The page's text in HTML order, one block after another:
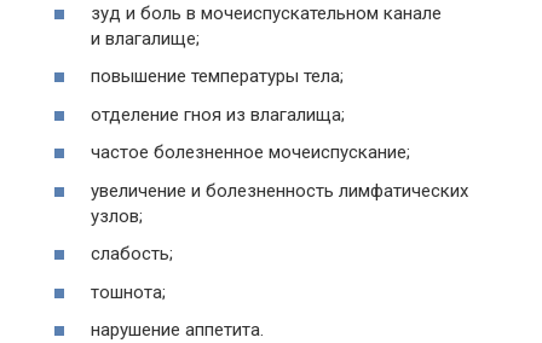
зуд и боль в мочеиспускательном канале
и влагалище;
повышение температуры тела;
отделение гноя из влагалища;
частое болезненное мочеиспускание;
увеличение и болезненность лимфатических
узлов;
слабость;
тошнота;
нарушение аппетита.